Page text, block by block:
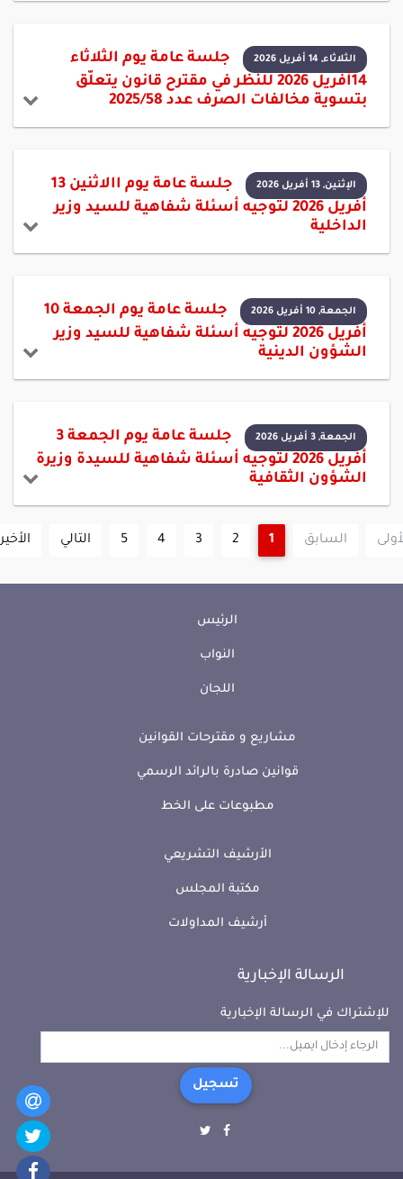
الثلاثاء, 14 أفريل 2026
جلسة عامة يوم الثلاثاء
14أفريل 2026 للنظر في مقترح قانون يتعلّق
بتسوية مخالفات الصرف عدد 2025/58
الإثنين, 13 أفريل 2026
جلسة عامة يوم االاثنين 13
أفريل 2026 لتوجيه أسئلة شفاهية للسيد وزير
الداخلية
الجمعة, 10 أفريل 2026
جلسة عامة يوم الجمعة 10
أفريل 2026 لتوجيه أسئلة شفاهية للسيد وزير
الشؤون الدينية
الجمعة, 3 أفريل 2026
جلسة عامة يوم الجمعة 3
أفريل 2026 لتوجيه أسئلة شفاهية للسيدة وزيرة
الشؤون الثقافية
السابق 1
2
3
4
5 التالي
الرئيس
النواب
اللجان
مشاريع و مقترحات القوانين
قوانين صادرة بالرائد الرسمي
مطبوعات على الخط
الأرشيف التشريعي
مكتبة المجلس
أرشيف المداولات
الرسالة الإخبارية
للإشتراك في الرسالة الإخبارية
تسجيل